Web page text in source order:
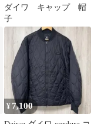
ダイワ キャップ 帽
子
¥ 7,100